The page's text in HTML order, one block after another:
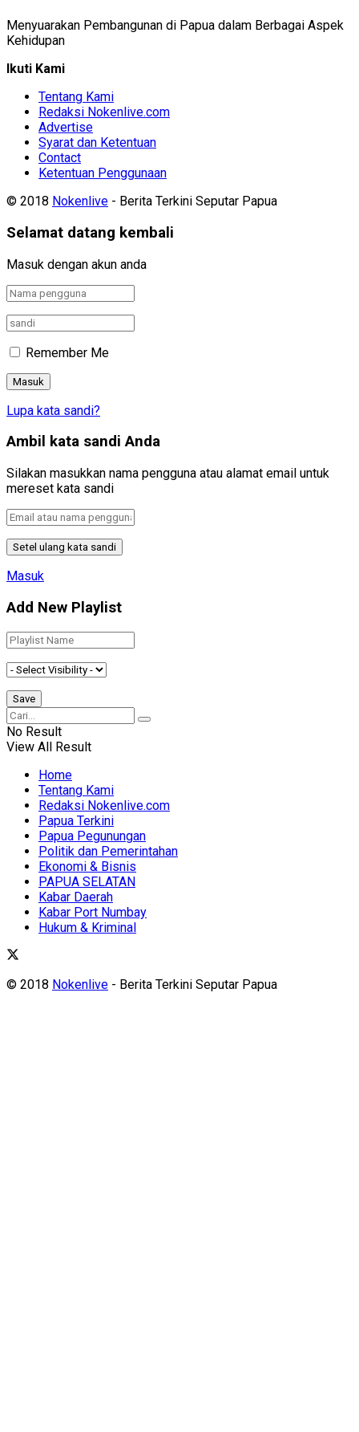
Menyuarakan Pembangunan di Papua dalam Berbagai Aspek
Kehidupan
Ikuti Kami
Tentang Kami
Redaksi Nokenlive.com
Advertise
Syarat dan Ketentuan
Contact
Ketentuan Penggunaan
© 2018 Nokenlive - Berita Terkini Seputar Papua
Selamat datang kembali
Masuk dengan akun anda
Remember Me
Lupa kata sandi?
Ambil kata sandi Anda
Silakan masukkan nama pengguna atau alamat email untuk
mereset kata sandi
Masuk
Add New Playlist
No Result
View All Result
Home
Tentang Kami
Redaksi Nokenlive.com
Papua Terkini
Papua Pegunungan
Politik dan Pemerintahan
Ekonomi & Bisnis
PAPUA SELATAN
Kabar Daerah
Kabar Port Numbay
Hukum & Kriminal
© 2018 Nokenlive - Berita Terkini Seputar Papua